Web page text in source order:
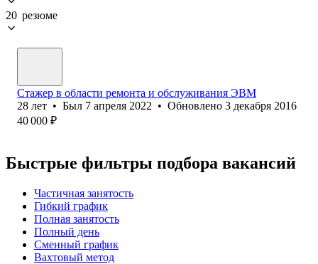
20 резюме
Стажер в области ремонта и обслуживания ЭВМ
28 лет • Был 7 апреля 2022 • Обновлено 3 декабря 2016
40 000 ₽
Быстрые фильтры подбора вакансий
Частичная занятость
Гибкий график
Полная занятость
Полный день
Сменный график
Вахтовый метод